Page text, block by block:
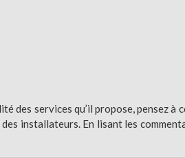
des services qu’il propose, pensez à
installateurs. En lisant les